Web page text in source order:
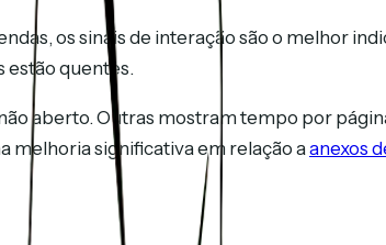
os sinais de interação são o melhor
estão quentes.
aberto. Outras mostram tempo por
melhoria significativa em relação aanexos